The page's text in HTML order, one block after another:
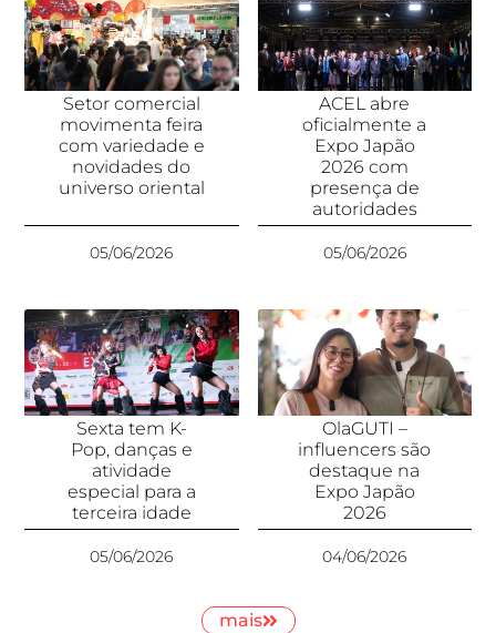
Setor comercial
movimenta feira
com variedade e
novidades do
universo oriental
05/06/2026
ACEL abre
oficialmente a
Expo Japão
2026 com
presença de
autoridades
05/06/2026
Sexta tem K-
Pop, danças e
atividade
especial para a
terceira idade
05/06/2026
OlaGUTI –
influencers são
destaque na
Expo Japão
2026
04/06/2026
mais